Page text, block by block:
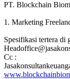
PT. Blockchain
1. Marketing
Spesifikasi tertera di
Cc :